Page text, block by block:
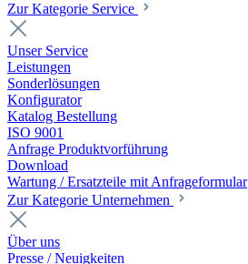
Zur Kategorie Service
Unser Service
Leistungen
Sonderlösungen
Konfigurator
Katalog Bestellung
ISO 9001
Anfrage Produktvorführung
Download
Wartung / Ersatzteile mit Anfrageformular
Zur Kategorie Unternehmen
Über uns
Presse / Neuigkeiten